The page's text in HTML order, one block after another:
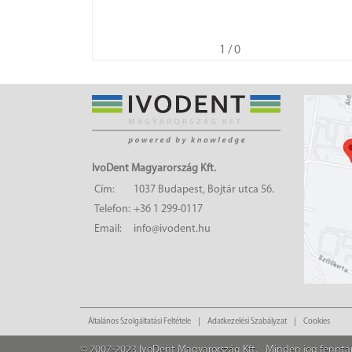
1 / 0
IvoDent Magyarország Kft.
Cím:
1037 Budapest, Bojtár utca 56.
Telefon: +36 1 299-0117
Email:
info@ivodent.hu
Általános Szolgáltatási Feltétele Adatkezelési Szabályzat Cookies